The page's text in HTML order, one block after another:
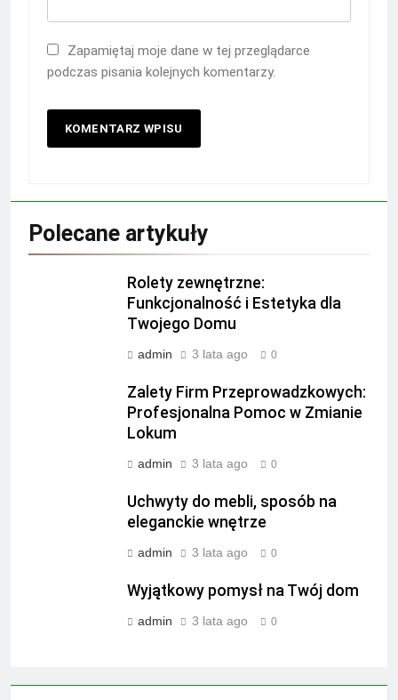
Zapamiętaj moje dane w tej przeglądarce
podczas pisania kolejnych komentarzy.
Polecane artykuły
Rolety zewnętrzne:
Funkcjonalność i Estetyka dla
Twojego Domu
admin 3 lata ago 0
Zalety Firm Przeprowadzkowych:
Profesjonalna Pomoc w Zmianie
Lokum
admin 3 lata ago 0
Uchwyty do mebli, sposób na
eleganckie wnętrze
admin 3 lata ago 0
Wyjątkowy pomysł na Twój dom
admin 3 lata ago 0